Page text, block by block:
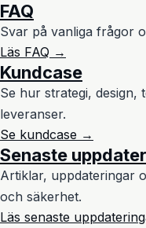
FAQ
Svar på vanliga frågor
Läs FAQ →
Kundcase
Se hur strategi, design,
leveranser.
Se kundcase →
Senaste
Artiklar, uppdateringar
och säkerhet.
Läs senaste